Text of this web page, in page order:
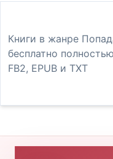
Книги в жанре
бесплатно
FB2, EPUB и TXT